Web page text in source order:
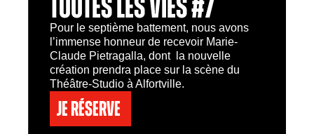
TOUTES LES VIES #7
Pour le septième battement, nous avons
l’immense honneur de recevoir Marie-
Claude Pietragalla, dont la nouvelle
création prendra place sur la scène du
Théâtre-Studio à Alfortville.
Je réserve